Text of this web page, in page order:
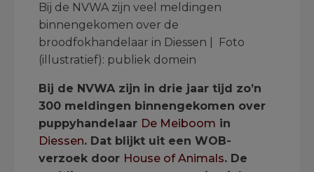
Bij de NVWA zijn veel meldingen
binnengekomen over de
broodfokhandelaar in Diessen | Foto
(illustratief): publiek domein
Bij de NVWA zijn in drie jaar tijd zo’n
300 meldingen binnengekomen over
puppyhandelaar De Meiboom in
Diessen. Dat blijkt uit een WOB-
verzoek door House of Animals. De